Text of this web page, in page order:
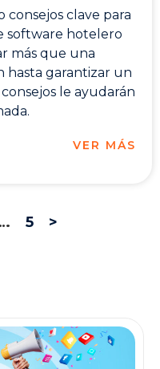
consejos clave para
software hotelero
más que una
hasta garantizar un
le ayudarán
VER MÁS
5 >